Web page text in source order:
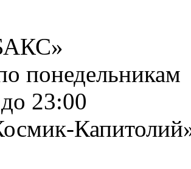
понедельникам
23:00